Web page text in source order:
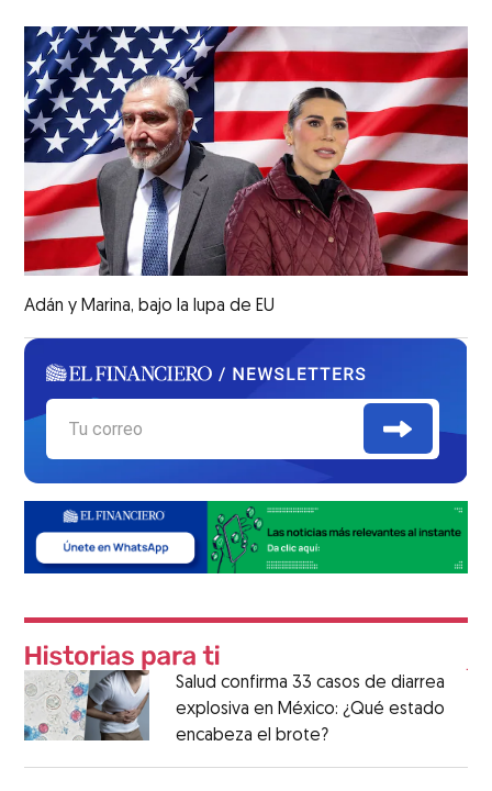
Adán y Marina, bajo la lupa de EU
Salud confirma 33 casos de diarrea
explosiva en México: ¿Qué estado
encabeza el brote?